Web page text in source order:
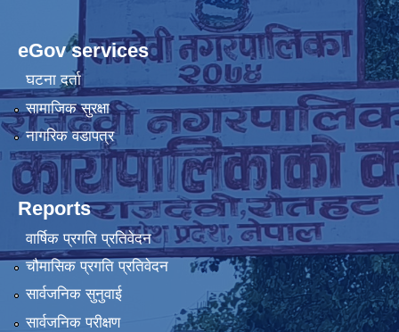
eGov services
घटना दर्ता
सामाजिक सुरक्षा
नागरिक वडापत्र
Reports
वार्षिक प्रगति प्रतिवेदन
चौमासिक प्रगति प्रतिवेदन
सार्वजनिक सुनुवाई
सार्वजनिक परीक्षण